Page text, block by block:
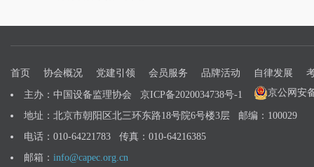
首页 协会概况 党建引领 会员服务 品牌活动 自律发展
主办：中国设备监理协会 京ICP备2020034738号-1 京公网安
地址：北京市朝阳区北三环东路18号院6号楼3层 邮编：100029
电话：010-64221783 传真：010-64216385
邮箱： info@capec.org.cn